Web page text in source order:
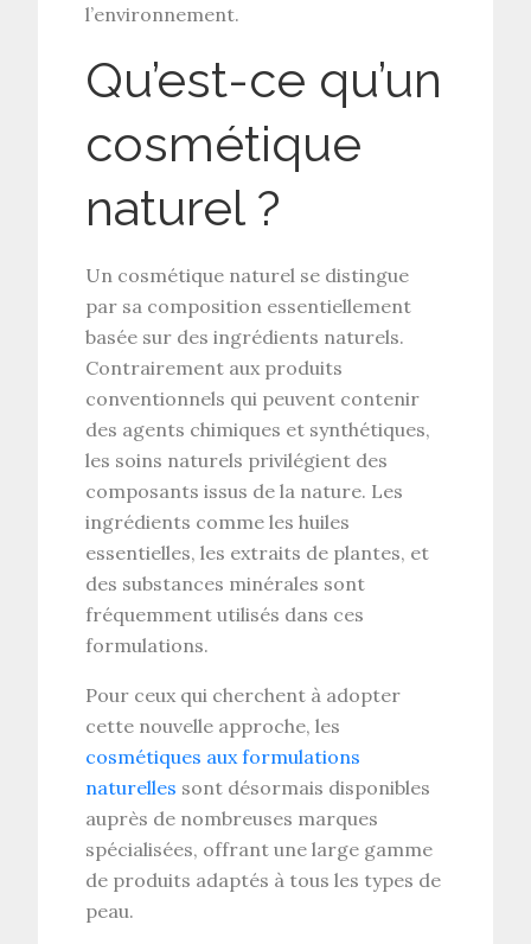
l’environnement.
Qu’est-ce qu’un
cosmétique
naturel ?
Un cosmétique naturel se distingue
par sa composition essentiellement
basée sur des ingrédients naturels.
Contrairement aux produits
conventionnels qui peuvent contenir
des agents chimiques et synthétiques,
les soins naturels privilégient des
composants issus de la nature. Les
ingrédients comme les huiles
essentielles, les extraits de plantes, et
des substances minérales sont
fréquemment utilisés dans ces
formulations.
Pour ceux qui cherchent à adopter
cette nouvelle approche, les
cosmétiques aux formulations
naturelles sont désormais disponibles
auprès de nombreuses marques
spécialisées, offrant une large gamme
de produits adaptés à tous les types de
peau.